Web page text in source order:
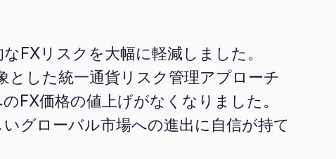
FXリスクを大幅に軽減しました。
した統一通貨リスク管理アプローチ
FX価格の値上げがなくなりました。
グローバル市場への進出に自信が持て